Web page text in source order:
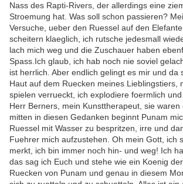
Nass des Rapti-Rivers, der allerdings eine
Stroemung hat. Was soll schon passieren?
Versuche, ueber den Ruessel auf den
scheitern klaeglich, ich rutsche jedesmall
lach mich weg und die Zuschauer haben
Spass.Ich glaub, ich hab noch nie soviel
ist herrlich. Aber endlich gelingt es mir und da
Haut auf dem Ruecken meines Lieblingstiers,
spielen verrueckt, ich explodiere foermlich
Herr Berners, mein Kunsttherapeut, sie waren
mitten in diesen Gedanken beginnt Punam
Ruessel mit Wasser zu bespritzen, irre und
Fuehrer mich aufzustehen. Oh mein Gott, ich
merkt, ich bin immer noch hin- und weg! Ich
das sag ich Euch und stehe wie ein Koenig
Ruecken von Punam und genau in diesem